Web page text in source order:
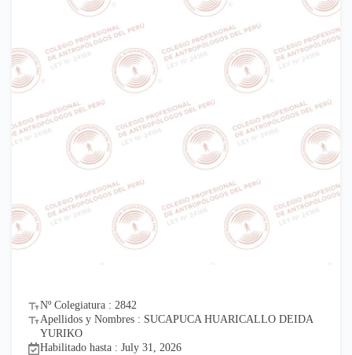
Nº Colegiatura : 2842
Apellidos y Nombres : SUCAPUCA HUARICALLO DEIDA
YURIKO
Habilitado hasta : July 31, 2026